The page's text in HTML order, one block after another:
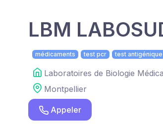
LBM
médicaments test pcr test antigénique
Laboratoires de Biologie
Montpellier
Appeler